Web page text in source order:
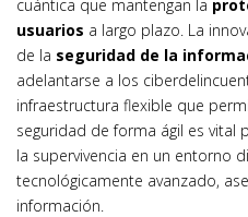
cuántica que mantengan la
usuarios a largo plazo. La
de la seguridad de la
adelantarse a los
infraestructura flexible que
seguridad de forma ágil es vital
la supervivencia en un entorno
tecnológicamente avanzado,
información.